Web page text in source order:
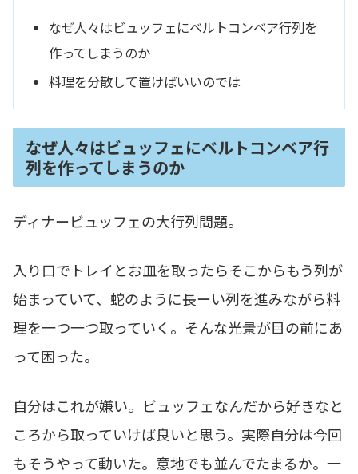
なぜ人々はビュッフェにベルトコンベア行列を
作ってしまうのか
料理を分散して置けばいいのでは
なぜ人々はビュッフェにベルトコンベア行
列を作ってしまうのか
ディナービュッフェの大行列問題。
入り口でトレイとお皿を取ったらそこからもう列が
始まっていて、蛇のように長ーい列を進みながら料
理を一つ一つ取っていく。そんな光景が目の前にあ
って困った。
自分はこれが嫌い。ビュッフェなんだから好きなと
ころから取っていけば良いと思う。実際自分は今回
もそうやって動いた。意地でも並んでたまるか。一